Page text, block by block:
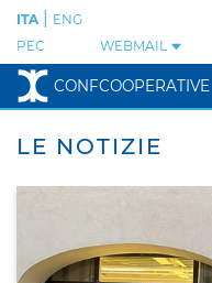
PEC WEBMAIL
ITA ENG
CONFCOOPERATIVE
LE NOTIZIE